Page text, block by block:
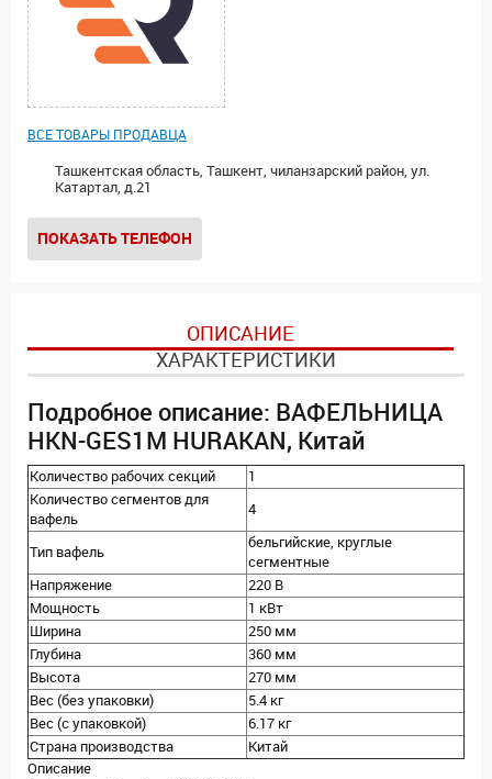
ВСЕ ТОВАРЫ ПРОДАВЦА
Ташкентская область, Ташкент, чиланзарский район, ул.
Катартал, д.21
ПОКАЗАТЬ ТЕЛЕФОН
ОПИСАНИЕ
ХАРАКТЕРИСТИКИ
Подробное описание: ВАФЕЛЬНИЦА
HKN-GES1M HURAKAN, Китай
Количество рабочих секций
1
Количество сегментов для
вафель
4
Тип вафель
бельгийские, круглые
сегментные
Напряжение
220 В
Мощность
1 кВт
Ширина
250 мм
Глубина
360 мм
Высота
270 мм
Вес (без упаковки)
5.4 кг
Вес (с упаковкой)
6.17 кг
Страна производства
Китай
Описание